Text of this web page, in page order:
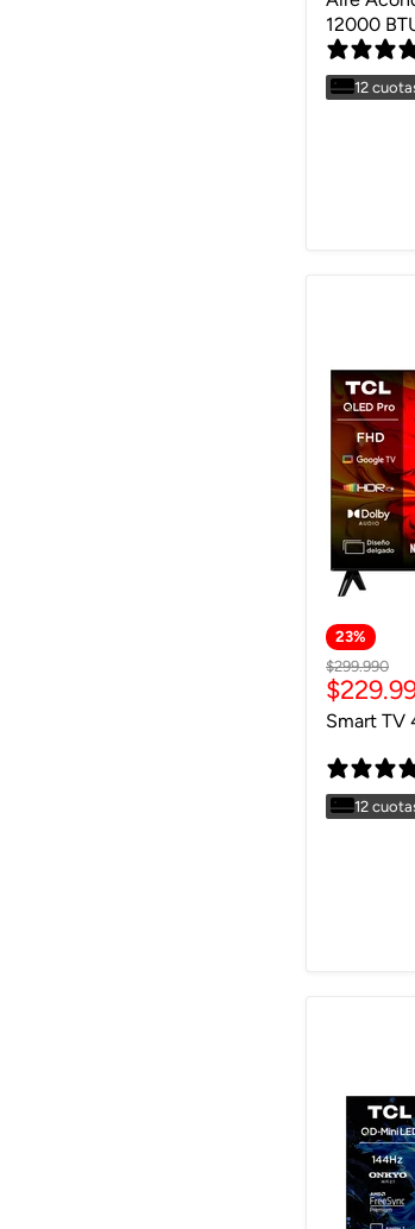
12000
12
23%
Precio
original
$299.990
Precio
actual
Smart TV
12